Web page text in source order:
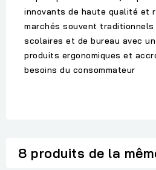
innovants de haute qualité et
marchés souvent
scolaires et de bureau avec
produits ergonomiques et
besoins du consommateur
8 produits de la